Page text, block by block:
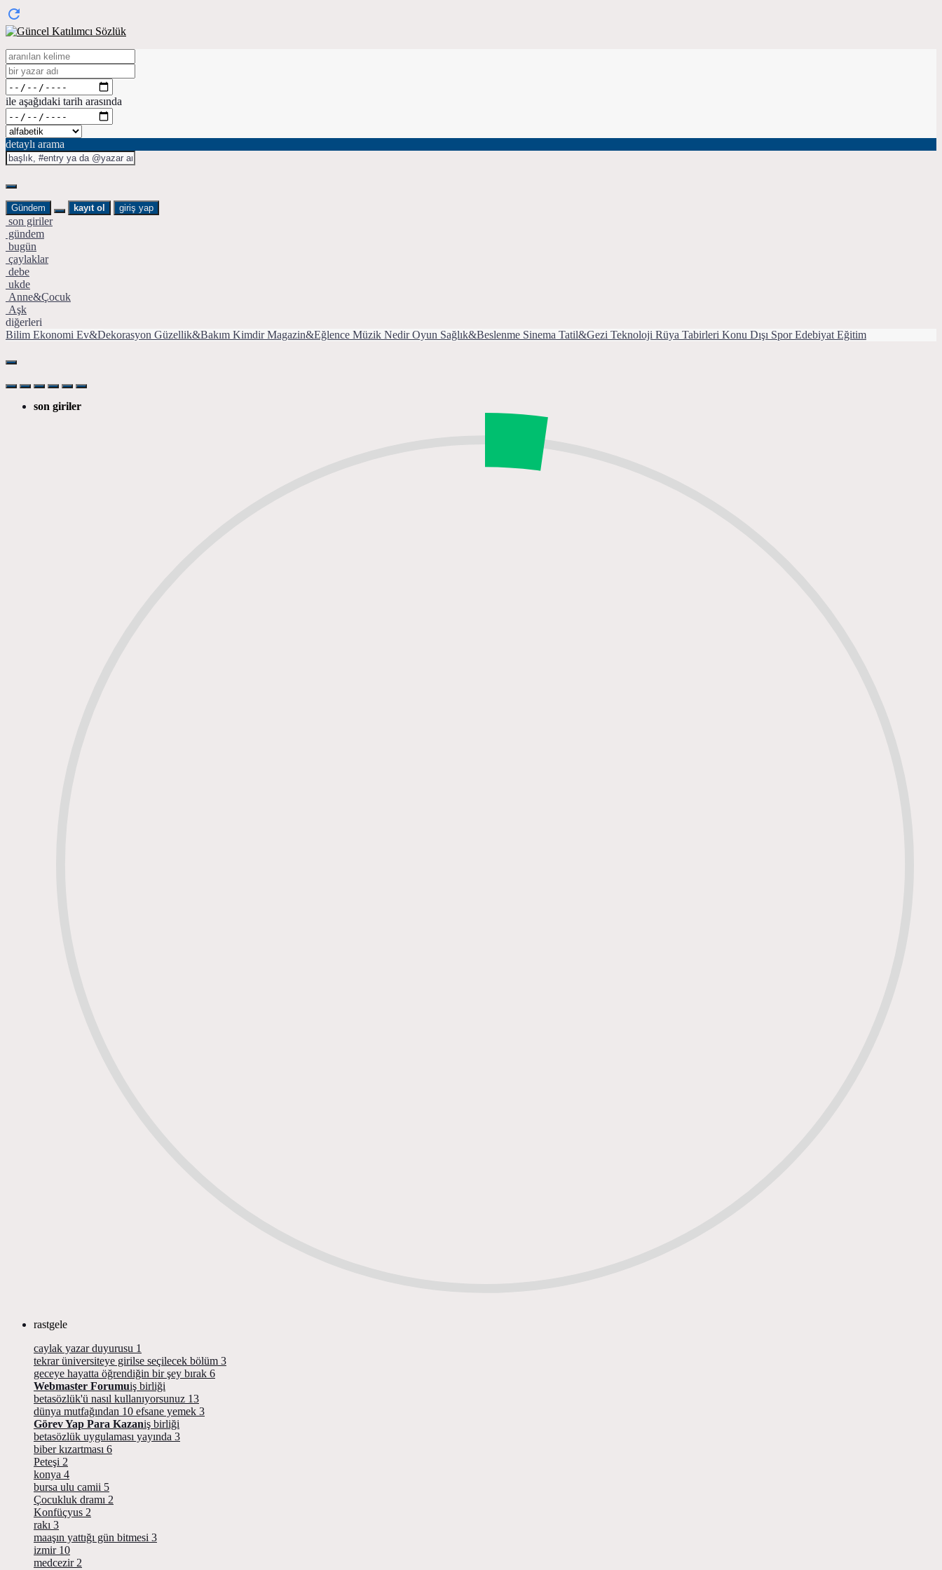
ile aşağıdaki tarih arasında
detaylı arama
Gündem kayıt ol giriş yap
son giriler
gündem
bugün
çaylaklar
debe
ukde
Anne&Çocuk
Aşk
diğerleri
Bilim Ekonomi Ev&Dekorasyon Güzellik&Bakım Kimdir Magazin&Eğlence Müzik Nedir Oyun Sağlık&Beslenme Sinema Tatil&Gezi Teknoloji Rüya Tabirleri Konu Dışı Spor Edebiyat Eğitim
son giriler
rastgele
caylak yazar duyurusu 1
tekrar üniversiteye girilse seçilecek bölüm 3
geceye hayatta öğrendiğin bir şey bırak 6
Webmaster Forumuiş birliği
betasözlük'ü nasıl kullanıyorsunuz 13
dünya mutfağından 10 efsane yemek 3
Görev Yap Para Kazaniş birliği
betasözlük uygulaması yayında 3
biber kızartması 6
Peteşi 2
konya 4
bursa ulu camii 5
Çocukluk dramı 2
Konfüçyus 2
rakı 3
maaşın yattığı gün bitmesi 3
izmir 10
medcezir 2